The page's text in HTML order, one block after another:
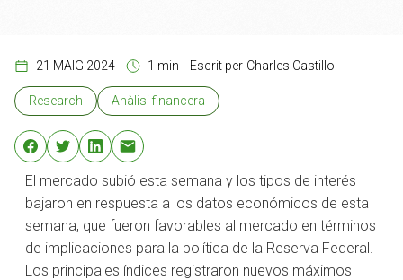
21 MAIG 2024 1 min Escrit per Charles Castillo
Research Anàlisi financera
El mercado subió esta semana y los tipos de interés
bajaron en respuesta a los datos económicos de esta
semana, que fueron favorables al mercado en términos
de implicaciones para la política de la Reserva Federal.
Los principales índices registraron nuevos máximos